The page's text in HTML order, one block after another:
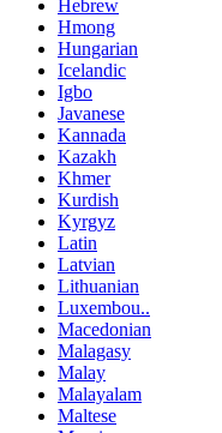
Hebrew
Hmong
Hungarian
Icelandic
Igbo
Javanese
Kannada
Kazakh
Khmer
Kurdish
Kyrgyz
Latin
Latvian
Lithuanian
Luxembou..
Macedonian
Malagasy
Malay
Malayalam
Maltese